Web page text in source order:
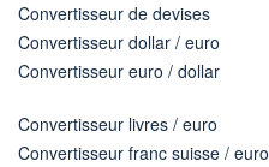
Convertisseur de devises
Convertisseur dollar / euro
Convertisseur euro / dollar
Convertisseur livres / euro
Convertisseur franc suisse / euro